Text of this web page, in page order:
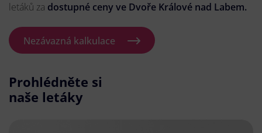
letáků za dostupné ceny ve Dvoře Králové nad Labem.
Nezávazná kalkulace
Prohlédněte si
naše letáky